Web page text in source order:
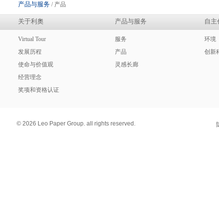
产品与服务 / 产品
关于利奧 产品与服务 自主
Virtual Tour
发展历程
使命与价值观
经营理念
奖项和资格认证
服务
产品
灵感长廊
环境
创新
© 2026 Leo Paper Group. all rights reserved.